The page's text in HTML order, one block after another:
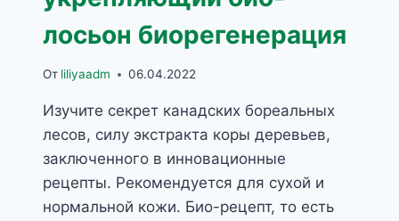
лосьон биорегенерация
От liliyaadm 06.04.2022
Изучите секрет канадских бореальных
лесов, силу экстракта коры деревьев,
заключенного в инновационные
рецепты. Рекомендуется для сухой и
нормальной кожи. Био-рецепт, то есть